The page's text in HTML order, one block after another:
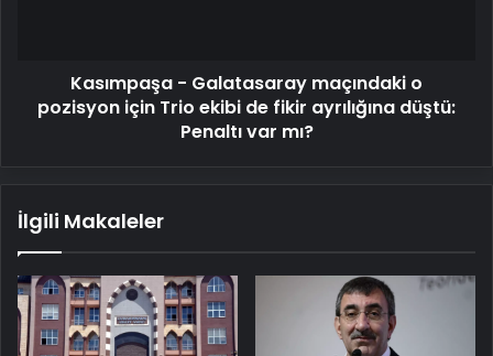
fikir
mı?
Kasımpaşa - Galatasaray maçındaki o
pozisyon için Trio ekibi de fikir ayrılığına düştü:
Penaltı var mı?
İlgili Makaleler